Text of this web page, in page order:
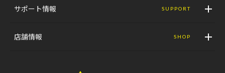
サポート情報 SUPPORT
店舗情報 SHOP